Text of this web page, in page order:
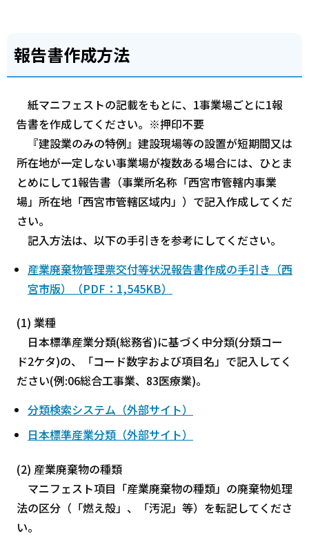
報告書作成方法
紙マニフェストの記載をもとに、1事業場ごとに1報
告書を作成してください。※押印不要
『建設業のみの特例』建設現場等の設置が短期間又は
所在地が一定しない事業場が複数ある場合には、ひとま
とめにして1報告書（事業所名称「西宮市管轄内事業
場」所在地「西宮市管轄区域内」）で記入作成してくだ
さい。
記入方法は、以下の手引きを参考にしてください。
産業廃棄物管理票交付等状況報告書作成の手引き（西
宮市版）（PDF：1,545KB）
(1) 業種
日本標準産業分類(総務省)に基づく中分類(分類コー
ド2ケタ)の、「コード数字および項目名」で記入してく
ださい(例:06総合工事業、83医療業)。
分類検索システム（外部サイト）
日本標準産業分類（外部サイト）
(2) 産業廃棄物の種類
マニフェスト項目「産業廃棄物の種類」の廃棄物処理
法の区分（「燃え殻」、「汚泥」等）を転記してくださ
い。